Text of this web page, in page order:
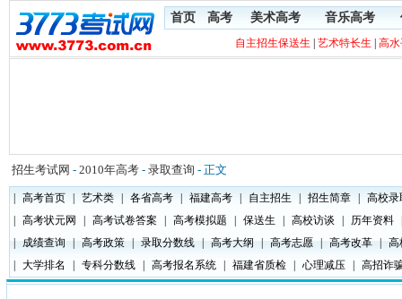
首页 高考 美术高考 音乐高考
自主招生保送生 艺术特长生 高
招生考试网 - 2010年高考 - 录取查询 - 正文
高考首页 艺术类 各省高考 福建高考 自主招生 招生简章
高校录
高考状元网 高考试卷答案 高考模拟题 保送生 高校访谈 历年资料
成绩查询 高考政策 录取分数线 高考大纲 高考志愿 高考改革
高
大学排名 专科分数线 高考报名系统 福建省质检 心理减压 高招诈